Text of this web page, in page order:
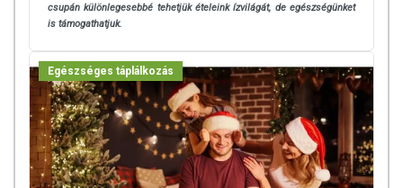
csupán különlegesebbé tehetjük ételeink ízvilágát, de egészségünket
is támogathatjuk.
Egészséges táplálkozás